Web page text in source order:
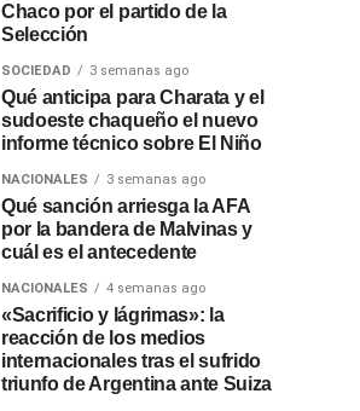
Chaco por el partido de la
Selección
SOCIEDAD 3 semanas ago
Qué anticipa para Charata y el
sudoeste chaqueño el nuevo
informe técnico sobre El Niño
NACIONALES 3 semanas ago
Qué sanción arriesga la AFA
por la bandera de Malvinas y
cuál es el antecedente
NACIONALES 4 semanas ago
«Sacrificio y lágrimas»: la
reacción de los medios
internacionales tras el sufrido
triunfo de Argentina ante Suiza